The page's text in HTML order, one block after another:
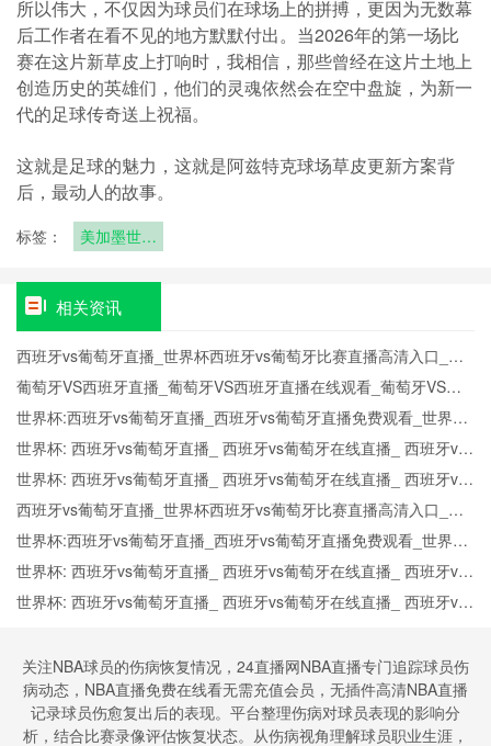
所以伟大，不仅因为球员们在球场上的拼搏，更因为无数幕
后工作者在看不见的地方默默付出。当2026年的第一场比
赛在这片新草皮上打响时，我相信，那些曾经在这片土地上
创造历史的英雄们，他们的灵魂依然会在空中盘旋，为新一
代的足球传奇送上祝福。
这就是足球的魅力，这就是阿兹特克球场草皮更新方案背
后，最动人的故事。
标签：
美加墨世界
城市间跨时
区比赛的转
播窗口协调
难题深度解
相关资讯
西班牙vs葡萄牙直播_世界杯西班牙vs葡萄牙比赛直播高清入口_西
班牙vs葡萄牙预测分析直播
葡萄牙VS西班牙直播_葡萄牙VS西班牙直播在线观看_葡萄牙VS西
班牙实时全场直播入口
世界杯:西班牙vs葡萄牙直播_西班牙vs葡萄牙直播免费观看_世界杯
今日西班牙vs葡萄牙直播在线观看高清视频直播
世界杯: 西班牙vs葡萄牙直播_ 西班牙vs葡萄牙在线直播_ 西班牙vs
葡萄牙CCTV5直播入口-24直播网
世界杯: 西班牙vs葡萄牙直播_ 西班牙vs葡萄牙在线直播_ 西班牙vs
葡萄牙CCTV5直播入口-24直播网
西班牙vs葡萄牙直播_世界杯西班牙vs葡萄牙比赛直播高清入口_西
班牙vs葡萄牙预测分析直播
世界杯:西班牙vs葡萄牙直播_西班牙vs葡萄牙直播免费观看_世界杯
今日西班牙vs葡萄牙直播在线观看高清视频直播
世界杯: 西班牙vs葡萄牙直播_ 西班牙vs葡萄牙在线直播_ 西班牙vs
葡萄牙CCTV5直播入口-24直播网
世界杯: 西班牙vs葡萄牙直播_ 西班牙vs葡萄牙在线直播_ 西班牙vs
关注NBA球员的伤病恢复情况，24直播网NBA直播专门追踪球员伤
病动态，NBA直播免费在线看无需充值会员，无插件高清NBA直播
记录球员伤愈复出后的表现。平台整理伤病对球员表现的影响分
析，结合比赛录像评估恢复状态。从伤病视角理解球员职业生涯，